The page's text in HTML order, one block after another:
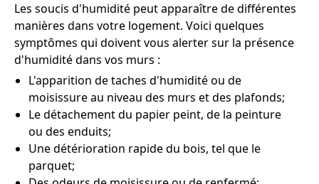
Les soucis d'humidité peut apparaître de différentes
manières dans votre logement. Voici quelques
symptômes qui doivent vous alerter sur la présence
d'humidité dans vos murs :
L'apparition de taches d'humidité ou de
moisissure au niveau des murs et des plafonds;
Le détachement du papier peint, de la peinture
ou des enduits;
Une détérioration rapide du bois, tel que le
parquet;